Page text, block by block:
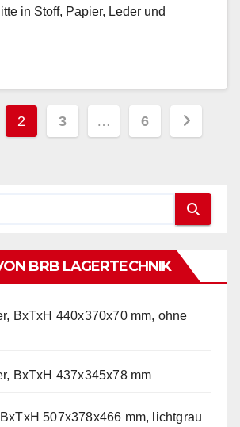
in Stoff, Papier, Leder und
2 3 … 6
BRB LAGERTECHNIK
BxTxH 440x370x70 mm, ohne
BxTxH 437x345x78 mm
507x378x466 mm, lichtgrau